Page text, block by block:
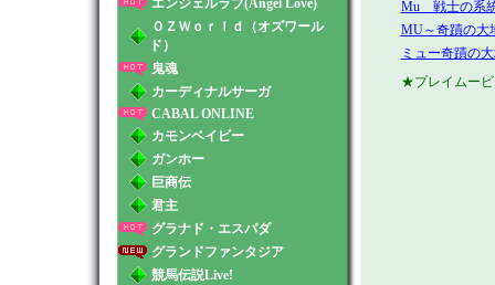
エンジェルラブ(Angel Love)
ＯＺＷｏｒｌｄ（オズワール
ド）
鬼魂
カーディナルサーガ
CABAL ONLINE
カモンベイビー
ガンホー
巨商伝
君主
グラナド・エスパダ
グランドファンタジア
競馬伝説Live!
Mu 戦士の系
MU～奇蹟の大
ミュー奇蹟の
★プレイムービ